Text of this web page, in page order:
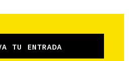
TU ENTRADA